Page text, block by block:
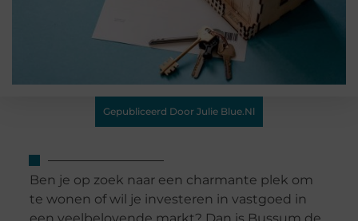
Gepubliceerd Door Julie Blue.nl
Ben je op zoek naar een charmante plek om
te wonen of wil je investeren in vastgoed in